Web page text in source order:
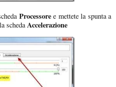
Processore e mettete la spunta a
schedaAccelerazione